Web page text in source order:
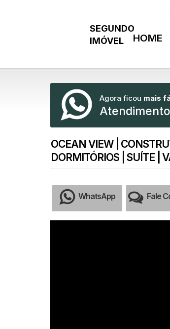
HOME
Agora ficou mais
OCEAN VIEW |
DORMITÓRIOS | SUÍTE |
WhatsApp Fale